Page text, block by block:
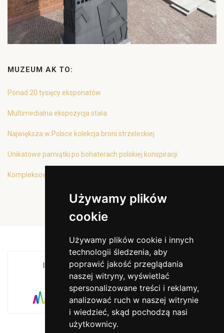
Używamy plików
cookie
Używamy plików cookie i innych
technologii śledzenia, aby
poprawić jakość przeglądania
naszej witryny, wyświetlać
spersonalizowane treści i reklamy,
analizować ruch w naszej witrynie
i wiedzieć, skąd pochodzą nasi
użytkownicy.
MUZEUM AK TO:
Ponad 20 tysięcy eksponatów
Multimedialna ekspozycja stała
Największa w Polsce kolekcja broni strzeleckiej
Unikatowe pamiątki po bohaterach polskiej konspiracji
Kompleksowa oferta edukacyjna
INSTYTUCJA KULTURY MIASTA KRAKOWA I
WOJEWÓDZTWA MAŁOPOLSKIEGO